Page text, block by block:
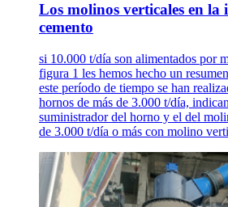
Los molinos verticales en la
cemento
si 10.000 t/día son alimentados por
figura 1 les hemos hecho un
este período de tiempo se han
hornos de más de 3.000 t/día,
suministrador del horno y el del
de 3.000 t/día o más con molino